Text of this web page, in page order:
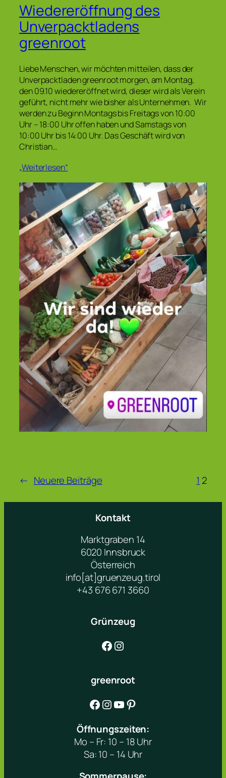
Wiedereröffnung des
Unverpacktladens
greenroot
Liebe Menschen, wir möchten mitteilen, dass der
Unverpacktladen greenroot morgen, am Montag,
den 09.10 wiedereröffnet wird, dieser wird als Verein
geführt, nicht mehr wie bisher als Unternehmen. Wir
werden zu Beginn Montags bis Freitags von 10:00
Uhr – 18:00 Uhr offen haben und Samstags von
10:00 Uhr bis 14:00 Uhr. Das Geschäft wird von
Christian…
„Weiterlesen“
← Neuere Beiträge 1 2
Kontakt
Marktgraben 14
6020 Innsbruck
Österreich
info[at]gruenzeug.tirol
+43 676 671 3660
Grünzeug
Facebook Instagram
greenroot
Facebook Instagram YouTube Pinterest
Öffnungszeiten:
Mo – Fr: 10 – 18 Uhr
Sa: 10 – 14 Uhr